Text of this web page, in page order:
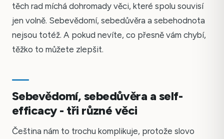
těch rad míchá dohromady věci, které spolu souvisí
jen volně. Sebevědomí, sebedůvěra a sebehodnota
nejsou totéž. A pokud nevíte, co přesně vám chybí,
těžko to můžete zlepšit.
Sebevědomí, sebedůvěra a self-
efficacy - tři různé věci
Čeština nám to trochu komplikuje, protože slovo